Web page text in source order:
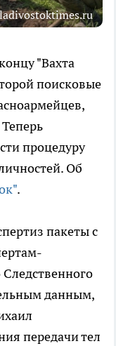
"Вахта
поисковые
процедуру
Об
.
пакеты с
данным,
передачи тел